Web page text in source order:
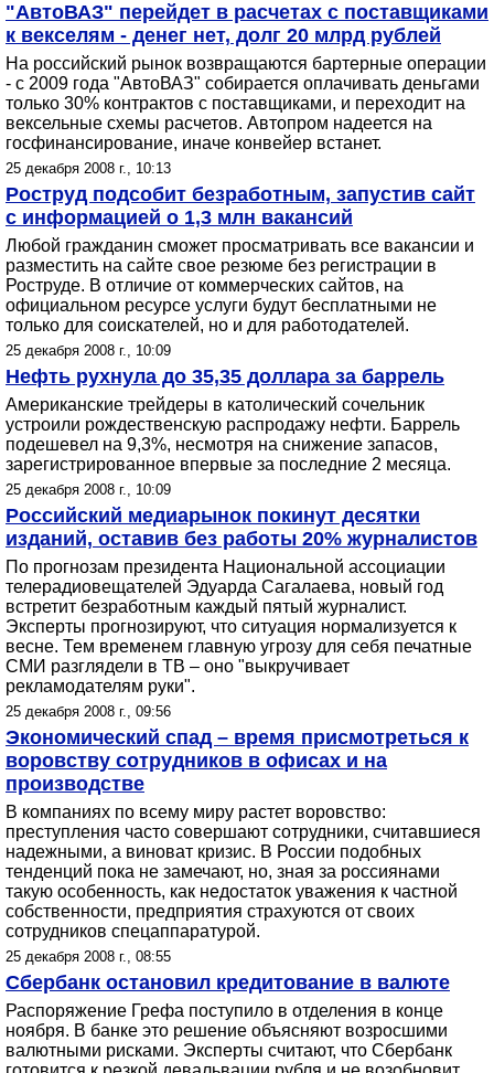
"АвтоВАЗ" перейдет в расчетах с поставщиками
к векселям - денег нет, долг 20 млрд рублей
На российский рынок возвращаются бартерные операции
- с 2009 года "АвтоВАЗ" собирается оплачивать деньгами
только 30% контрактов с поставщиками, и переходит на
вексельные схемы расчетов. Автопром надеется на
госфинансирование, иначе конвейер встанет.
25 декабря 2008 г., 10:13
Роструд подсобит безработным, запустив сайт
с информацией о 1,3 млн вакансий
Любой гражданин сможет просматривать все вакансии и
разместить на сайте свое резюме без регистрации в
Роструде. В отличие от коммерческих сайтов, на
официальном ресурсе услуги будут бесплатными не
только для соискателей, но и для работодателей.
25 декабря 2008 г., 10:09
Нефть рухнула до 35,35 доллара за баррель
Американские трейдеры в католический сочельник
устроили рождественскую распродажу нефти. Баррель
подешевел на 9,3%, несмотря на снижение запасов,
зарегистрированное впервые за последние 2 месяца.
25 декабря 2008 г., 10:09
Российский медиарынок покинут десятки
изданий, оставив без работы 20% журналистов
По прогнозам президента Национальной ассоциации
телерадиовещателей Эдуарда Сагалаева, новый год
встретит безработным каждый пятый журналист.
Эксперты прогнозируют, что ситуация нормализуется к
весне. Тем временем главную угрозу для себя печатные
СМИ разглядели в ТВ – оно "выкручивает
рекламодателям руки".
25 декабря 2008 г., 09:56
Экономический спад – время присмотреться к
воровству сотрудников в офисах и на
производстве
В компаниях по всему миру растет воровство:
преступления часто совершают сотрудники, считавшиеся
надежными, а виноват кризис. В России подобных
тенденций пока не замечают, но, зная за россиянами
такую особенность, как недостаток уважения к частной
собственности, предприятия страхуются от своих
сотрудников спецаппаратурой.
25 декабря 2008 г., 08:55
Сбербанк остановил кредитование в валюте
Распоряжение Грефа поступило в отделения в конце
ноября. В банке это решение объясняют возросшими
валютными рисками. Эксперты считают, что Сбербанк